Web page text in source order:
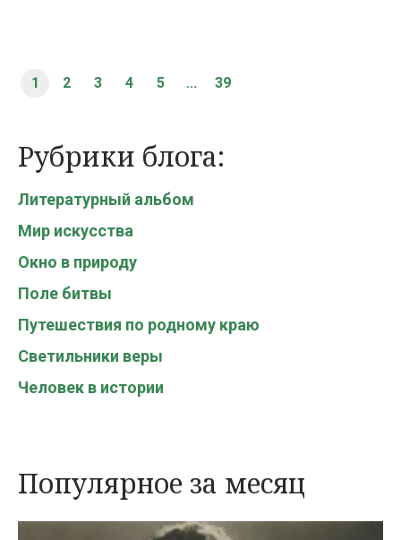
1 2 3 4 5 ... 39
Рубрики блога:
Литературный альбом
Мир искусства
Окно в природу
Поле битвы
Путешествия по родному краю
Светильники веры
Человек в истории
Популярное за месяц